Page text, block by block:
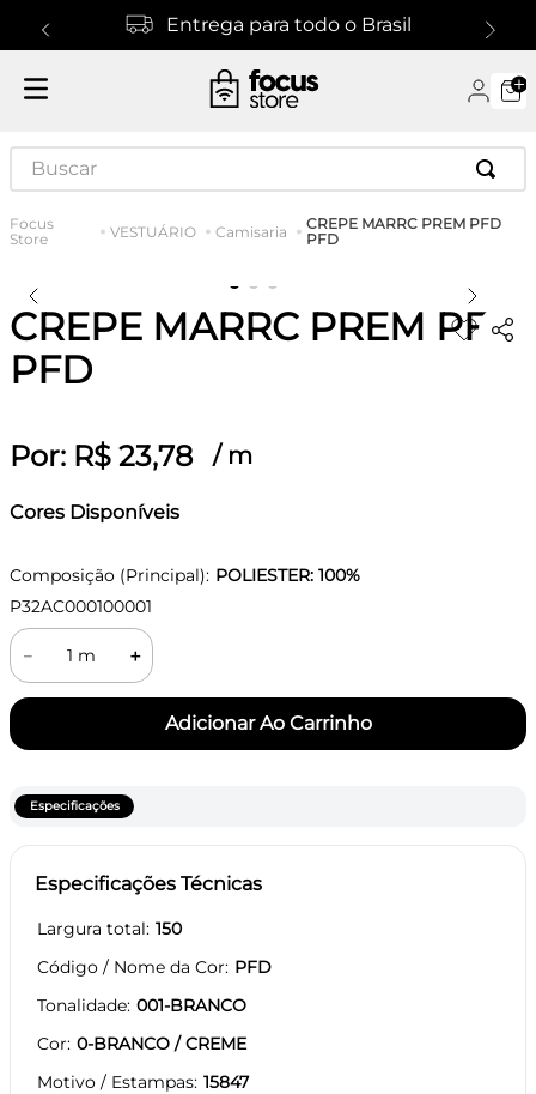
Entrega para todo o Brasil
Buscar
VESTUÁRIO Camisaria
CREPE MARRC PREM PFD
PFD
CREPE MARRC PREM PFD
PFD
Por: R$ 23,78 / m
Cores Disponíveis
Composição (Principal): POLIESTER: 100%
P32AC000100001
＋
－
Especificações
Especificações Técnicas
Largura total 150
Código / Nome da Cor PFD
Tonalidade 001-BRANCO
Cor 0-BRANCO / CREME
Motivo / Estampas 15847